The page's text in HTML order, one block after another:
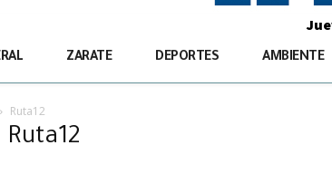
ZARATE DEPORTES AMBIENTE
Ruta12